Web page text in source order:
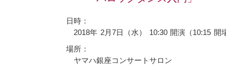
日時：
2018年 2月7日（水） 10:30 開演（10:15 開
場所：
ヤマハ銀座コンサートサロン